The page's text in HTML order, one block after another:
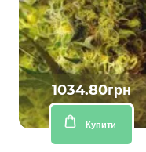
1034.80грн
Купити